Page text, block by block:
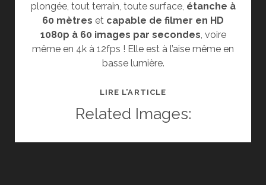
plongée, tout terrain, toute surface, étanche à
60 mètres et capable de filmer en HD
1080p à 60 images par secondes, voire
même en 4k à 12fps ! Elle est à l’aise même en
basse lumière.
LIRE L’ARTICLEGOPRO
3
Related Images: